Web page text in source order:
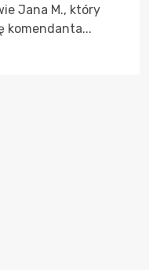
Jana M., który
komendanta...